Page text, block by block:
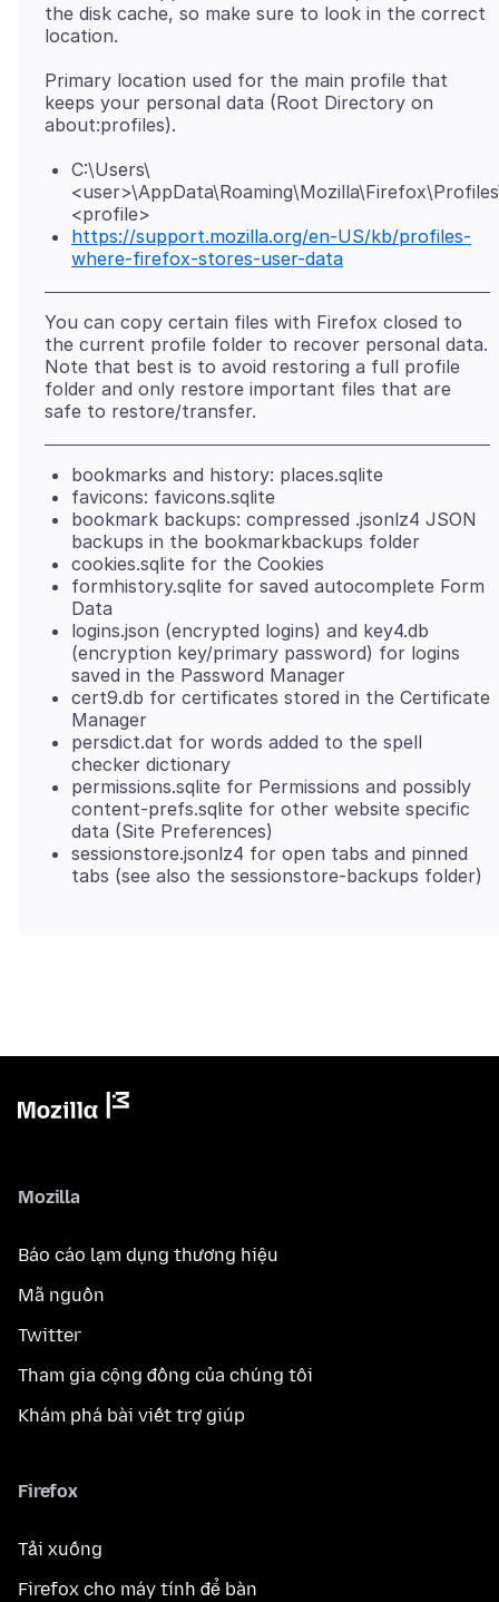
the disk cache, so make sure to look in the correct
Primary location used for the main profile that
keeps your personal data (Root Directory on
C:\Users\
<profile>
https://support.mozilla.org/en-US/kb/profiles-
where-firefox-stores-user-data
You can copy certain files with Firefox closed to
the current profile folder to recover personal data.
Note that best is to avoid restoring a full profile
folder and only restore important files that are
bookmarks and history: places.sqlite
favicons: favicons.sqlite
bookmark backups: compressed .jsonlz4 JSON
backups in the bookmarkbackups folder
cookies.sqlite for the Cookies
formhistory.sqlite for saved autocomplete Form
Data
logins.json (encrypted logins) and key4.db
(encryption key/primary password) for logins
saved in the Password Manager
cert9.db for certificates stored in the Certificate
Manager
persdict.dat for words added to the spell
checker dictionary
permissions.sqlite for Permissions and possibly
content-prefs.sqlite for other website specific
data (Site Preferences)
sessionstore.jsonlz4 for open tabs and pinned
tabs (see also the sessionstore-backups folder)
Mozilla
Báo cáo lạm dụng thương hiệu
Mã nguồn
Twitter
Tham gia cộng đồng của chúng tôi
Khám phá bài viết trợ giúp
Firefox
Tải xuống
Firefox cho máy tính để bàn